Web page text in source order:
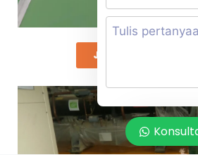
JASA EPOXY PU